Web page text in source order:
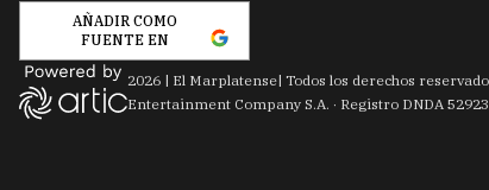
AÑADIR COMO
FUENTE EN
2026 | El Marplatense| Todos los derechos
Entertainment Company S.A. · Registro DNDA